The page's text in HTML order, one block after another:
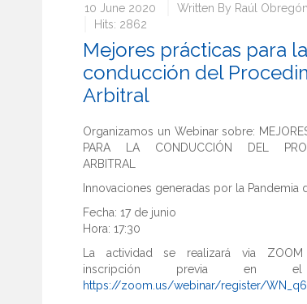
10 June 2020 Written By Raúl Obregón
Hits: 2862
Mejores prácticas para la
conducción del
Arbitral
Organizamos un Webinar sobre:
PARA LA CONDUCCIÓN DEL
ARBITRAL
Innovaciones generadas por la Pandemia
Fecha: 17 de junio
Hora: 17:30
La actividad se realizará via
inscripción previa en el
https://zoom.us/webinar/register/